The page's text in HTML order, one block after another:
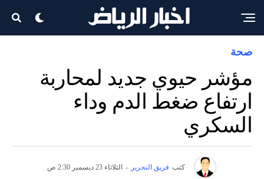
صحة
مؤشر حيوي جديد لمحاربة
ارتفاع ضغط الدم وداء
السكري
كتب فريق التحرير - الثلاثاء 23 ديسمبر 2:30 ص